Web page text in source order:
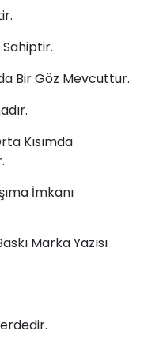
Sahiptir.
Bir Göz Mevcuttur.
Kısımda
İmkanı
Marka Yazısı